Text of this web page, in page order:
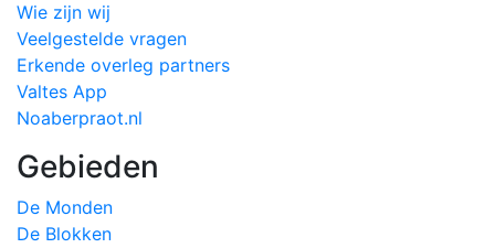
Wie zijn wij
Veelgestelde vragen
Erkende overleg partners
Valtes App
Noaberpraot.nl
Gebieden
De Monden
De Blokken